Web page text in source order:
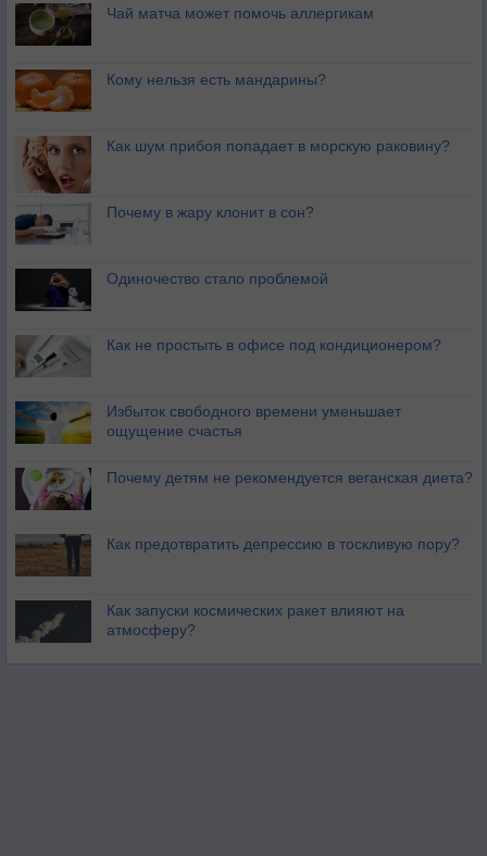
Чай матча может помочь аллергикам
Кому нельзя есть мандарины?
Как шум прибоя попадает в морскую раковину?
Почему в жару клонит в сон?
Одиночество стало проблемой
Как не простыть в офисе под кондиционером?
Избыток свободного времени уменьшает
ощущение счастья
Почему детям не рекомендуется веганская диета?
Как предотвратить депрессию в тоскливую пору?
Как запуски космических ракет влияют на
атмосферу?